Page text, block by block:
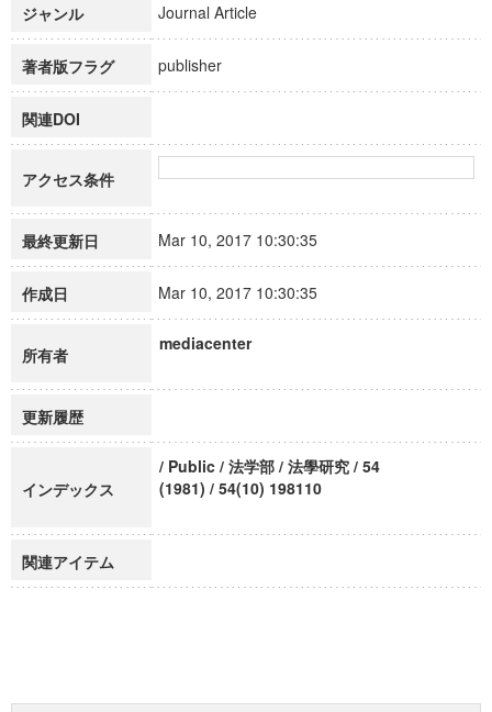
ジャンル Journal Article
著者版フラグ publisher
関連DOI
アクセス条件
最終更新日 Mar 10, 2017 10:30:35
作成日 Mar 10, 2017 10:30:35
所有者
mediacenter
更新履歴
インデックス
/ Public / 法学部 / 法學研究 / 54
(1981) / 54(10) 198110
関連アイテム